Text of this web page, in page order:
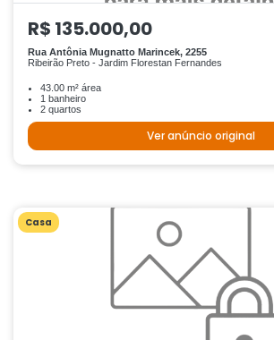
R$ 135.000,00
Rua Antônia Mugnatto Marincek, 2255
Ribeirão Preto - Jardim Florestan Fernandes
43.00 m² área
1 banheiro
2 quartos
Ver anúncio original
Casa